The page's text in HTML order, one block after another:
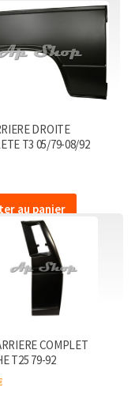
DROITE
T3 05/79-08/92
au panier
COMPLET
T25 79-92